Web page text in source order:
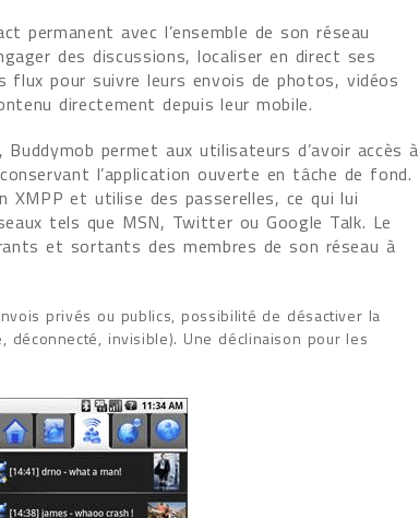
permanent avec l’ensemble de son réseau
des discussions, localiser en direct ses
flux pour suivre leurs envois de photos, vidéos
directement depuis leur mobile.
permet aux utilisateurs d’avoir accès à
l’application ouverte en tâche de fond.
XMPP et utilise des passerelles, ce qui lui
tels que MSN, Twitter ou Google Talk. Le
et sortants des membres de son réseau à
privés ou publics, possibilité de désactiver la
déconnecté, invisible). Une déclinaison pour les